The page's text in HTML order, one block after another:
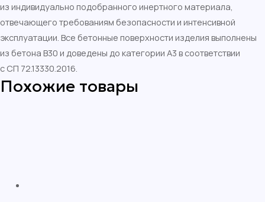
из индивидуально подобранного инертного материала,
отвечающего требованиям безопасности и интенсивной
эксплуатации. Все бетонные поверхности изделия выполнены
из бетона В30 и доведены до категории А3 в соответствии
с СП 72.13330.2016.
Похожие товары